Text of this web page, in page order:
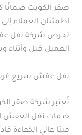
صقر الكويت ضمانًا
اطمئنان العملاء
تحرص شركة نقل
العميل قبل وأثناء
نقل عفش سريع
تُعتبر شركة صقر
خدمات نقل العفش
فنيًا عالي الكفاءة